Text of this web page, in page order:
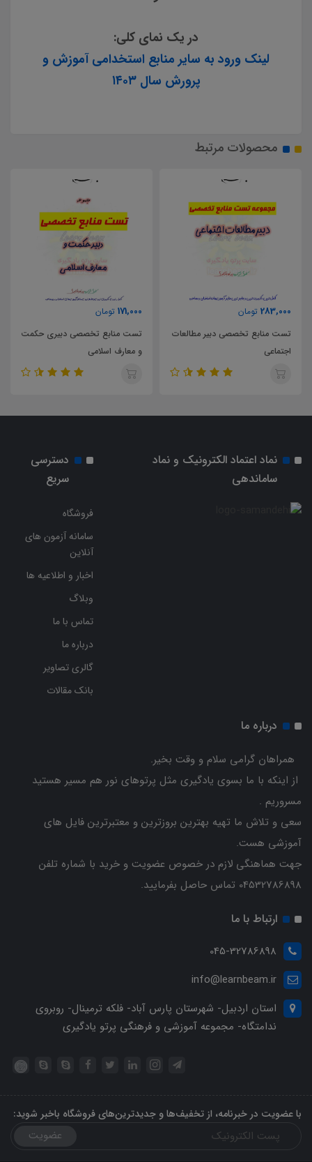
در یک نمای کلی:
لینک ورود به سایر منابع استخدامی آموزش و
پرورش سال ۱۴۰۳
محصولات مرتبط
171,000
تست منابع تخصصی دبیری حکمت
63,000
پایه یازدهم
نماد اعتماد الکترونیک و نماد
ساماندهی
دسترسی
سریع
فروشگاه
سامانه آزمون های
آنلاین
اخبار و اطلاعیه ها
وبلاگ
تماس با ما
درباره ما
گالری تصاویر
بانک مقالات
درباره ما
همراهان گرامی سلام و وقت بخیر.
از اینکه با ما بسوی یادگیری مثل پرتوهای نور هم مسیر هستید
مسروریم .
سعی و تلاش ما تهیه بهترین بروزترین و معتبرترین فایل های
آموزشی هست.
جهت هماهنگی لازم در خصوص عضویت و خرید با شماره تلفن
04532786898 تماس حاصل بفرمایید.
ارتباط با ما
045-32786898
info@learnbeam.ir
استان اردبیل- شهرستان پارس آباد- فلکه ترمینال- روبروی
ندامتگاه- مجموعه آموزشی و فرهنگی پرتو یادگیری
با عضویت در خبرنامه، از تخفیف‌ها و جدیدترین‌های فروشگاه باخبر شوید:
عضویت